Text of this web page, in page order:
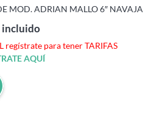
MOD. ADRIAN MALLO 6″ NAVAJA
incluido
regístrate para tener TARIFAS
AQUÍ